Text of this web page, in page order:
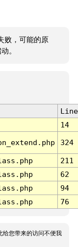
败，可能的原
。
Line
14
324
211
62
94
76
给您带来的访问不便我